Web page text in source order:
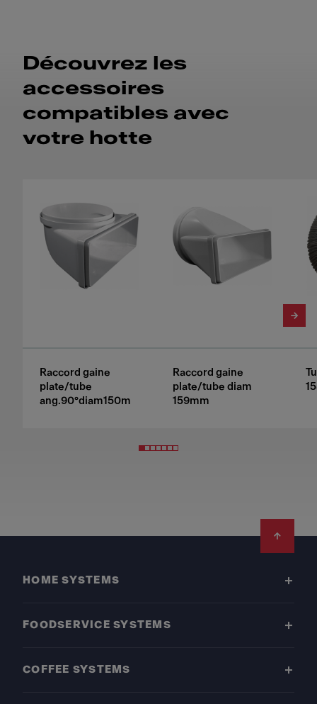
Découvrez les
accessoires
compatibles avec
votre hotte
Raccord gaine
plate/tube
ang.90°diam150m
Raccord gaine
plate/tube diam
159mm
HOME SYSTEMS
FOODSERVICE SYSTEMS
COFFEE SYSTEMS